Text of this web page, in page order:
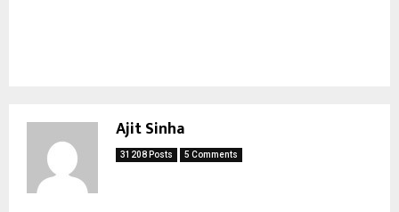
Ajit Sinha
31208 Posts 5 Comments